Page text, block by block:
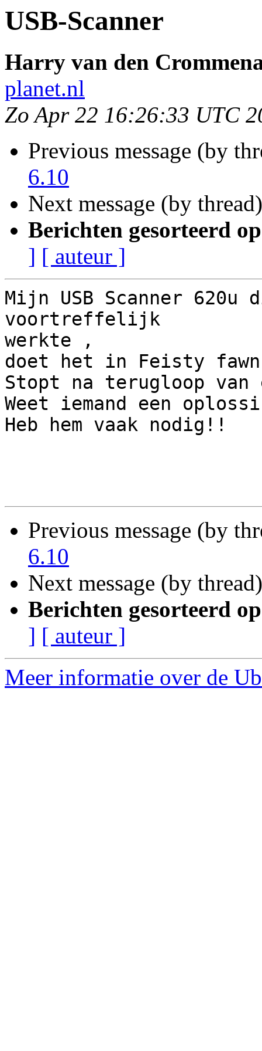
USB-Scanner
Harry van den
planet.nl
Zo Apr 22 16:26:33 UTC
Previous message (by
6.10
Next message (by
Berichten gesorteerd
] [ auteur ]
Mijn USB Scanner
voortreffelijk
werkte ,
doet het in Feisty
Stopt na terugloop
Weet iemand een
Heb hem vaak nodig!!
Previous message (by
6.10
Next message (by
Berichten gesorteerd
] [ auteur ]
Meer informatie over de